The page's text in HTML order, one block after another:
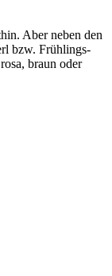
Aber neben den
bzw. Frühlings-
braun oder